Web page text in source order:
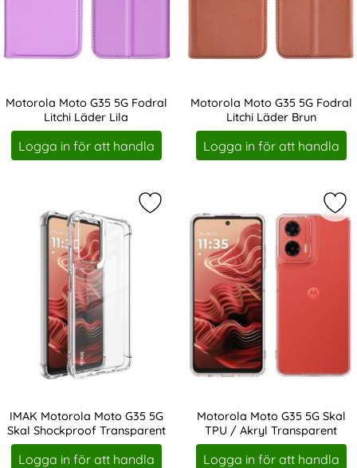
Motorola Moto G35 5G Fodral
Litchi Läder Lila
Art. nr 237171
Logga in för att handla
Motorola Moto G35 5G Fodral
Litchi Läder Brun
Art. nr 237172
Logga in för att handla
IMAK Motorola Moto G35 5G
Skal Shockproof Transparent
Art. nr 237244
Logga in för att handla
Markera iMAK Motorola Moto
Motorola Moto G35 5G Skal
TPU / Akryl Transparent
Art. nr 237266
Logga in för att handla